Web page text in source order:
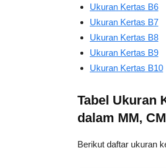
Ukuran Kertas B6
Ukuran Kertas B7
Ukuran Kertas B8
Ukuran Kertas B9
Ukuran Kertas B10
Tabel Ukuran
dalam MM,
Berikut daftar ukuran